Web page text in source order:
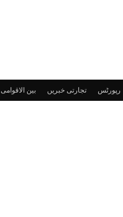
بین الاقوامی تجارتی خبریں رپورٹس